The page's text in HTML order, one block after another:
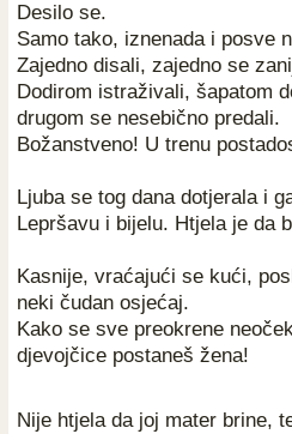
Desilo se.
Samo tako, iznenada i posve
Zajedno disali, zajedno se
Dodirom istraživali, šapatom
drugom se nesebično predali.
Božanstveno! U trenu
Ljuba se tog dana dotjerala i
Lepršavu i bijelu. Htjela je da
Kasnije, vraćajući se kući,
neki čudan osjećaj.
Kako se sve preokrene
djevojčice postaneš žena!
Nije htjela da joj mater brine,